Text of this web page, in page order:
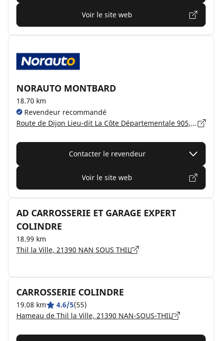
Voir le site web
NORAUTO MONTBARD
18.70 km
Revendeur recommandé
Route de Dijon Lieu-dit La Côte Départementale 905, 21500 MONTBARD
Contacter le revendeur
Voir le site web
AD CARROSSERIE ET GARAGE EXPERT
COLINDRE
18.99 km
Thil la Ville, 21390 NAN SOUS THIL
CARROSSERIE COLINDRE
19.08 km 4.6/5(55)
Hameau de Thil la Ville, 21390 NAN-SOUS-THIL